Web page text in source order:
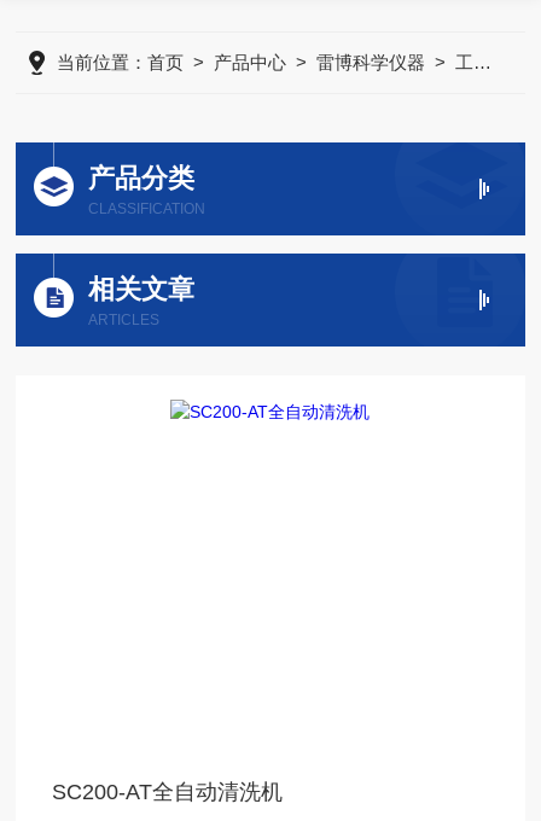
当前位置：首页 > 产品中心 >雷博科学仪器 > 工业半导体设备
产品分类
CLASSIFICATION
相关文章
ARTICLES
SC200-AT全自动清洗机